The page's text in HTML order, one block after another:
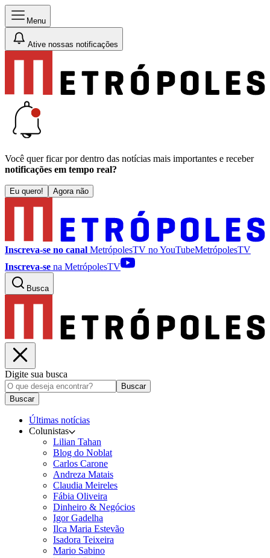
Menu
Ative nossas notificações
Você quer ficar por dentro das notícias mais importantes e receber
notificações em tempo real?
Eu quero! Agora não
Inscreva-se no canal MetrópolesTV noYouTubeMetrópolesTV
Inscreva-se na MetrópolesTV
Busca
Digite sua busca
Buscar
Buscar
Últimas notícias
Colunistas
Lilian Tahan
Blog do Noblat
Carlos Carone
Andreza Matais
Claudia Meireles
Fábia Oliveira
Dinheiro & Negócios
Igor Gadelha
Ilca Maria Estevão
Isadora Teixeira
Mario Sabino